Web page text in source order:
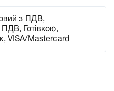
з ПДВ,
ПДВ, Готівкою,
VISA/Mastercard